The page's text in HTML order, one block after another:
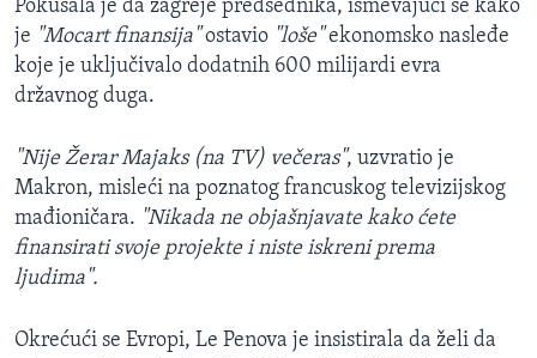
Pokušala je da zagreje predsednika, ismevajući se kako
je "Mocart finansija"ostavio "loše"ekonomsko nasleđe
koje je uključivalo dodatnih 600 milijardi evra
državnog duga.
"Nije Žerar Majaks (na TV) večeras", uzvratio je
Makron, misleći na poznatog francuskog televizijskog
mađioničara. "Nikada ne objašnjavate kako ćete
finansirati svoje projekte i niste iskreni prema
ljudima".
Okrećući se Evropi, Le Penova je insistirala da želi da